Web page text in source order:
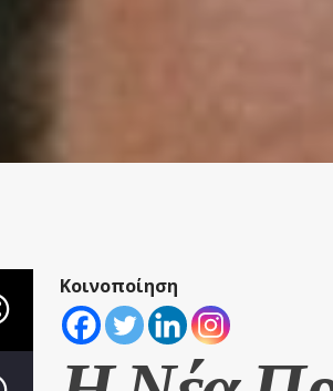
Κοινοποίηση